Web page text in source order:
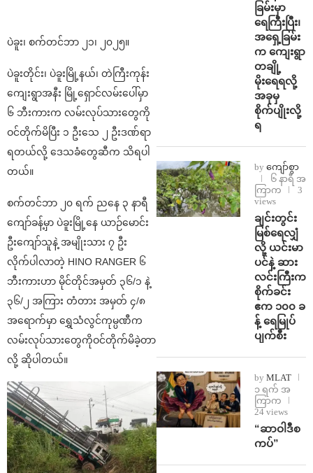
ပဲခူး၊ စက်တင်ဘာ ၂၁၊ ၂၀၂၅။
ပဲခူးတိုင်း၊ ပဲခူးမြို့နယ်၊ တဲကြီးကုန်း
ကျေးရွာအနီး မြို့ရှောင်လမ်းပေါ်မှာ
၆ ဘီးကားက လမ်းလုပ်သားတွေကို
ဝင်တိုက်မိပြီး ၁ ဦးသေ ၂ ဦးဒဏ်ရာ
ရတယ်လို့ ဒေသခံတွေဆီက သိရပါ
တယ်။
စက်တင်ဘာ ၂၀ ရက် ညနေ ၃ နာရီ
ကျော်ခန့်မှာ ပဲခူးမြို့နေ ယာဉ်မောင်း
ဦးကျော်သူနဲ့ အမျိုးသား ၇ ဦး
လိုက်ပါလာတဲ့ HINO RANGER ၆
ဘီးကားဟာ မိုင်တိုင်အမှတ် ၃၆/၁ နဲ့
၃၆/၂ အကြား တံတား အမှတ် ၄/၈
အရောက်မှာ ရွှေသံလွင်ကုမ္ပဏီက
လမ်းလုပ်သားတွေကိုဝင်တိုက်မိခဲ့တာ
လို့ ဆိုပါတယ်။
ခြမ်းမှာ
ရေကြီးပြီး၊
အရှေ့ခြမ်း
က ကျေးရွာ
တချို့
မိုးရေရလို့
အခုမှ
စိုက်ပျိုးလို့
ရ
by ကျော်စွာ
၆ နာရီ အ
ကြာက
3
views
ချင်းတွင်း
မြစ်ရေလျှံ
လို့ ယင်းမာ
ပင်နဲ့ ဆား
လင်းကြီးက
စိုက်ခင်း
ဧက ၁၀၀ ခ
န့် ရေမြုပ်
ပျက်စီး
by MLAT
၁ ရက် အ
ကြာက
24 views
“ဆာဝါဒီစ
ကပ်”